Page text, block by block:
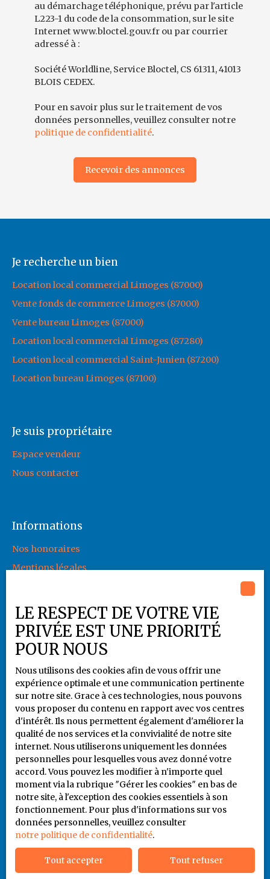
au démarchage téléphonique, prévu par l'article
L223-1 du code de la consommation, sur le site
Internet www.bloctel.gouv.fr ou par courrier
adressé à :
Société Worldline, Service Bloctel, CS 61311, 41013
BLOIS CEDEX.
Pour en savoir plus sur le traitement de vos
données personnelles, veuillez consulter notre
politique de confidentialité.
Recevoir des annonces
Je recherche un bien
Location local commercial Limoges (87000)
Vente fonds de commerce Limoges (87000)
Vente bureau Limoges (87000)
Location local commercial Limoges (87280)
Location local commercial Saint-Junien (87200)
Location bureau Limoges (87100)
Je suis propriétaire
Espace vendeur
Nous contacter
Informations
Nos honoraires
Mentions légales
Plan du site
Gérer les cookies
Propulsé par
+33 5 55 79 80 94
6 rue Jules Noriac
87000 LIMOGES
06 86 93 65 41
LE RESPECT DE VOTRE VIE
PRIVÉE EST UNE PRIORITÉ
POUR NOUS
Nous utilisons des cookies afin de vous offrir une
expérience optimale et une communication pertinente
sur notre site. Grace à ces technologies, nous pouvons
vous proposer du contenu en rapport avec vos centres
d'intérêt. Ils nous permettent également d'améliorer la
qualité de nos services et la convivialité de notre site
internet. Nous utiliserons uniquement les données
personnelles pour lesquelles vous avez donné votre
accord. Vous pouvez les modifier à n'importe quel
moment via la rubrique ″Gérer les cookies″ en bas de
notre site, à l'exception des cookies essentiels à son
fonctionnement. Pour plus d'informations sur vos
données personnelles, veuillez consulter
notre politique de confidentialité.
Tout accepter Tout refuser